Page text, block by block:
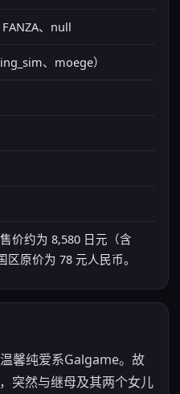
、null
、moege）
价约为 8,580 日元（含
区原价为 78 元人民币。
馨纯爱系Galgame。故
突然与继母及其两个女儿